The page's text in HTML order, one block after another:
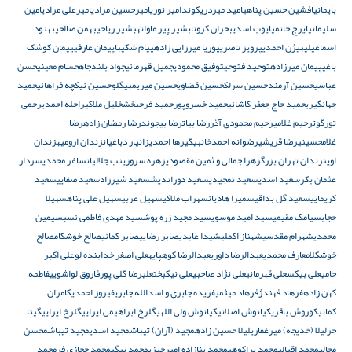
بایمانیافشین حسین پناهیامید میردریکوندامیر نوریامیرحسین مرادیامیرعلی مرادیامین
سلیمانیایرج حاتمیایوب اسدیبحران کرونابشیر پیر ماوانهبشیر ریاحیبهمن صالحیبهنود
اسماعیلیبیژن احمدیپرویز ناصریپوریا میرزایی زادهپیام شکیباپیمان عارفیپیمان کوشک
باغیپیمان میرزادهتوحید فتوحیتوفیق محمودیجمیل قهرمانیجواد بلندجاهحسام معینیحسن
عباسیحسین آرمندحسین سرلکحسین قضاویحسین میریمبیگلوحسین نیکچه فراهانیحمید
جهانگیریحمید حاج جعفر کاشانیحمید خسروپورحمید فرحبخشخلیل ملاکیراحله احمدیرحمی
تورگوترحیم غلامیرحیم محمودی آذررضا بیاترضا بیجوندرضا رمضان زادهرضا
غلامحسینیرضا قریشیرضوانه احمدخانبیگیرها احمدیزانیار دباغیانزندان ارومیهزندان
اوینزندان تهران بزرگزهرا جمالی و ثمین مقصودیزهره سروزینب جلالیانساغر محمدیسردار
عثمان بکرسعید اسدیسعید تمجیدیسعید دوراندیشسعید شیرزادسعید صفاییسعید
کریماییسعید گل بداقیسمیرا هادیانسهراب ملاکیسهیل عربیسهیل علی پناهسهیلا
حجابسیامک مقیمیسید امید موسویسید مجید زره پوشسید مهدی فاطمی نسبسیمین
محمدیشهرام مقدسیشهناز اکملیشیدا عابدیصابر رضاییصابر کمانیصالح خوشکامصالح
خوشکلامعارف محمدیعبدالرضا داوریعبدالرضا کوهپایهعلی اصغر خدابنده لوعلی اکبر
حامیعلی بیکسعلی قهرمانیعلی نژاد صاحبیعلی نیکبختعلیرضا گلی پورفاروق لواشوییفاطمه
کهن زادهفرهاد فهندژفرهاد میثمیفریده جابری و اسدالله جابریفیروز احمدیکامران
کمانیکوروش باقریکیانوش اصلانیکیانوش ولی اللهیگلرخ ابراهیمی ایراییگلرخ ایراییگیتا
حرلیلا (خدیجه) میرغفاریلیلا حسین زادهمجید (آران) تیباشمجید اسدیمجید تیباشمحسن